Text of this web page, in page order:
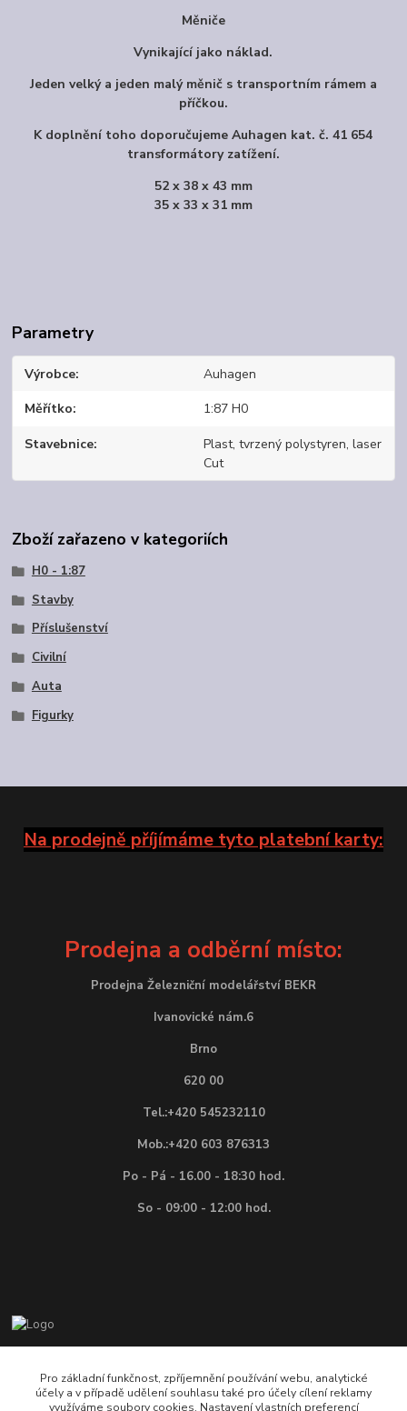
Měniče
Vynikající jako náklad.
Jeden velký a jeden malý měnič s transportním rámem a
příčkou.
K doplnění toho doporučujeme Auhagen kat. č. 41 654
transformátory zatížení.
52 x 38 x 43 mm
35 x 33 x 31 mm
Parametry
Výrobce Auhagen
Měřítko 1:87 H0
Stavebnice
Plast, tvrzený polystyren, laser
Cut
Zboží zařazeno v kategoriích
H0 - 1:87
Stavby
Příslušenství
Civilní
Auta
Figurky
Na prodejně příjímáme tyto platební karty:
Prodejna a odběrní místo:
Prodejna Železniční modelářství BEKR
Ivanovické nám.6
Brno
620 00
Tel.:+420 545232110
Mob.:+420 603 876313
Po - Pá - 16.00 - 18:30 hod.
So - 09:00 - 12:00 hod.
+420 603 876 313 , +420 545 232 110
Pro základní funkčnost, zpříjemnění používání webu, analytické
účely a v případě udělení souhlasu také pro účely cílení reklamy
využíváme soubory cookies. Nastavení vlastních preferencí